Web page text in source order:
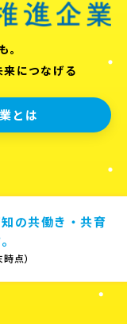
。
につなげる
とは
の共働き・共育
点）